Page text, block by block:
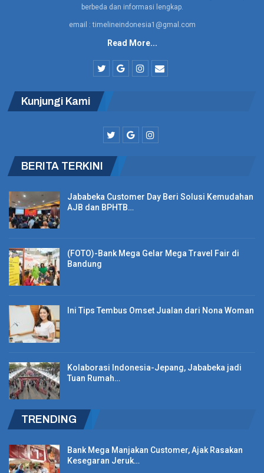
Akta Notaris Irma Rachmawati, S.H., Sp.1, M.H., Ph.D, di
sebagai perkumpulan yang mempunyai maksud dan tujuan di
berbeda dan informasi lengkap.
email : timelineindonesia1@gmal.com
Read More...
Kunjungi Kami
BERITA TERKINI
Jababeka Customer Day Beri Solusi Kemudahan
AJB dan BPHTB…
(FOTO)-Bank Mega Gelar Mega Travel Fair di
Bandung
Ini Tips Tembus Omset Jualan dari Nona Woman
Kolaborasi Indonesia-Jepang, Jababeka jadi
Tuan Rumah…
TRENDING
Bank Mega Manjakan Customer, Ajak Rasakan
Kesegaran Jeruk…